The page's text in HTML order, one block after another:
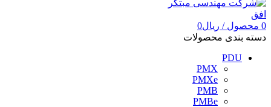
0 محصول / ریال0
دسته بندی محصولات
PDU
PMX
PMXe
PMB
PMBe